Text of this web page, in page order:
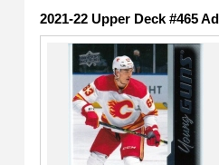
2021-22 Upper Deck #465